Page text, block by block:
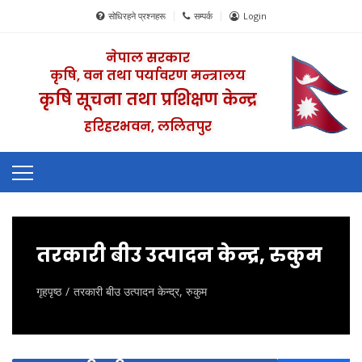
सोधिरहने प्रश्नहरू सम्पर्क Login
नेपाल सरकार
कृषि, वन तथा पर्यावरण मन्त्रालय
कृषि सूचना तथा प्रशिक्षण केन्द्र
हरिहरभवन, ललितपुर
तरकारी बीउ उत्पादन केन्द्र, रुकुम
गृहपृष्ठ तरकारी बीउ उत्पादन केन्द्र, रुकुम